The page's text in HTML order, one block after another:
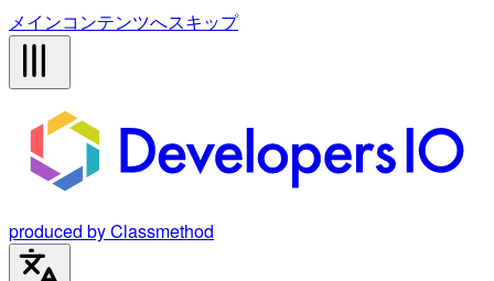
メインコンテンツへスキップ
produced by Classmethod